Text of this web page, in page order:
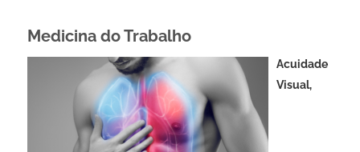
Medicina do Trabalho
Acuidade
Visual,